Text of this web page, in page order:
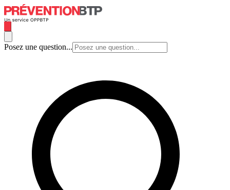
Posez une question...